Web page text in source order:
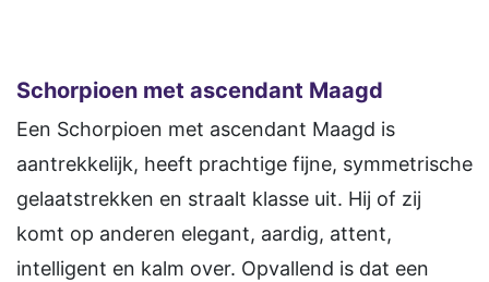
Schorpioen met ascendant Maagd
Een Schorpioen met ascendant Maagd is
aantrekkelijk, heeft prachtige fijne, symmetrische
gelaatstrekken en straalt klasse uit. Hij of zij
komt op anderen elegant, aardig, attent,
intelligent en kalm over. Opvallend is dat een